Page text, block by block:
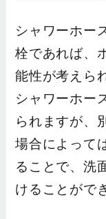
シャワーホー
栓であれば、
能性が考えら
シャワーホー
られますが、
場合によって
ることで、洗
けることがで